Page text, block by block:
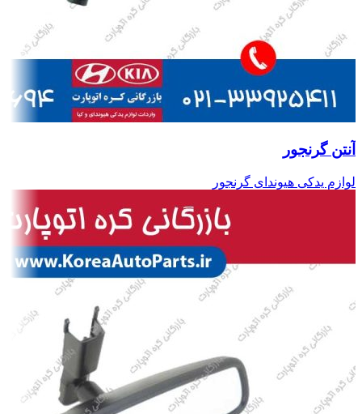
آنتن گرنجور
لوازم یدکی هیوندای گرنجور